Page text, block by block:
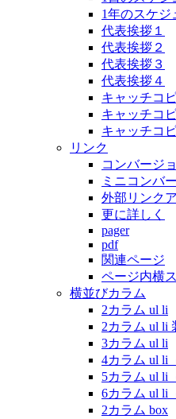
1年のスケジ
代表挨拶１
代表挨拶２
代表挨拶３
代表挨拶４
キャッチコ
キャッチコ
キャッチコ
リンク
コンバージ
ミニコンバ
外部リンク
更に詳しく
pager
pdf
関連ページ
ページ内横
横並びカラム
2カラム ul li
2カラム ul li
3カラム ul li
4カラム ul li
5カラム ul li
6カラム ul li
2カラム box